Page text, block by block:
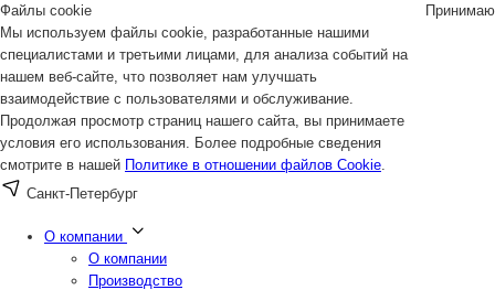
Файлы cookie
Мы используем файлы cookie, разработанные нашими
специалистами и третьими лицами, для анализа событий на
нашем веб-сайте, что позволяет нам улучшать
взаимодействие с пользователями и обслуживание.
Продолжая просмотр страниц нашего сайта, вы принимаете
условия его использования. Более подробные сведения
смотрите в нашей Политике в отношении файлов Cookie.
Принимаю
Санкт-Петербург
О компании
О компании
Производство